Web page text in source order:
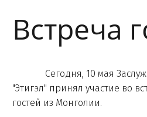
Встреча
Сегодня, 10 мая
"Этигэл" принял участие во
гостей из Монголии.